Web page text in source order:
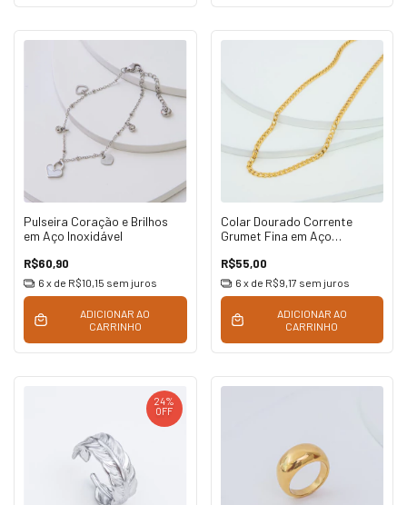
Pulseira Coração e Brilhos
em Aço Inoxidável
R$60,90
6 x de R$10,15 sem juros
ADICIONAR AO
CARRINHO
Colar Dourado Corrente
Grumet Fina em Aço
R$55,00
6 x de R$9,17 sem juros
ADICIONAR AO
CARRINHO
24%
OFF